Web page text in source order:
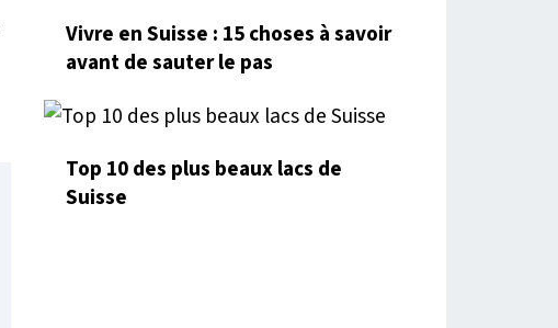
Vivre en Suisse : 15 choses à savoir
avant de sauter le pas
Top 10 des plus beaux lacs de
Suisse